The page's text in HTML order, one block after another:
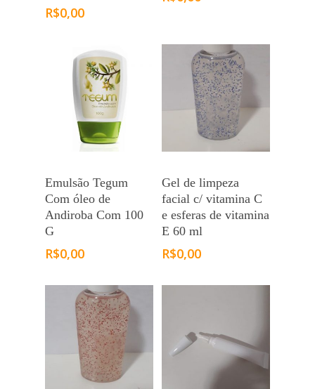
R$0,00
Emulsão Tegum
Com óleo de
Andiroba Com 100
G
R$0,00
Gel de limpeza
facial c/ vitamina C
e esferas de vitamina
E 60 ml
R$0,00